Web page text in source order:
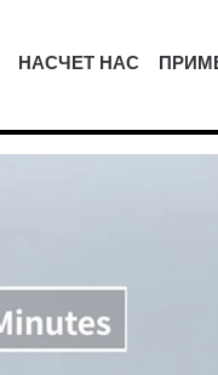
НАСЧЕТ НАС